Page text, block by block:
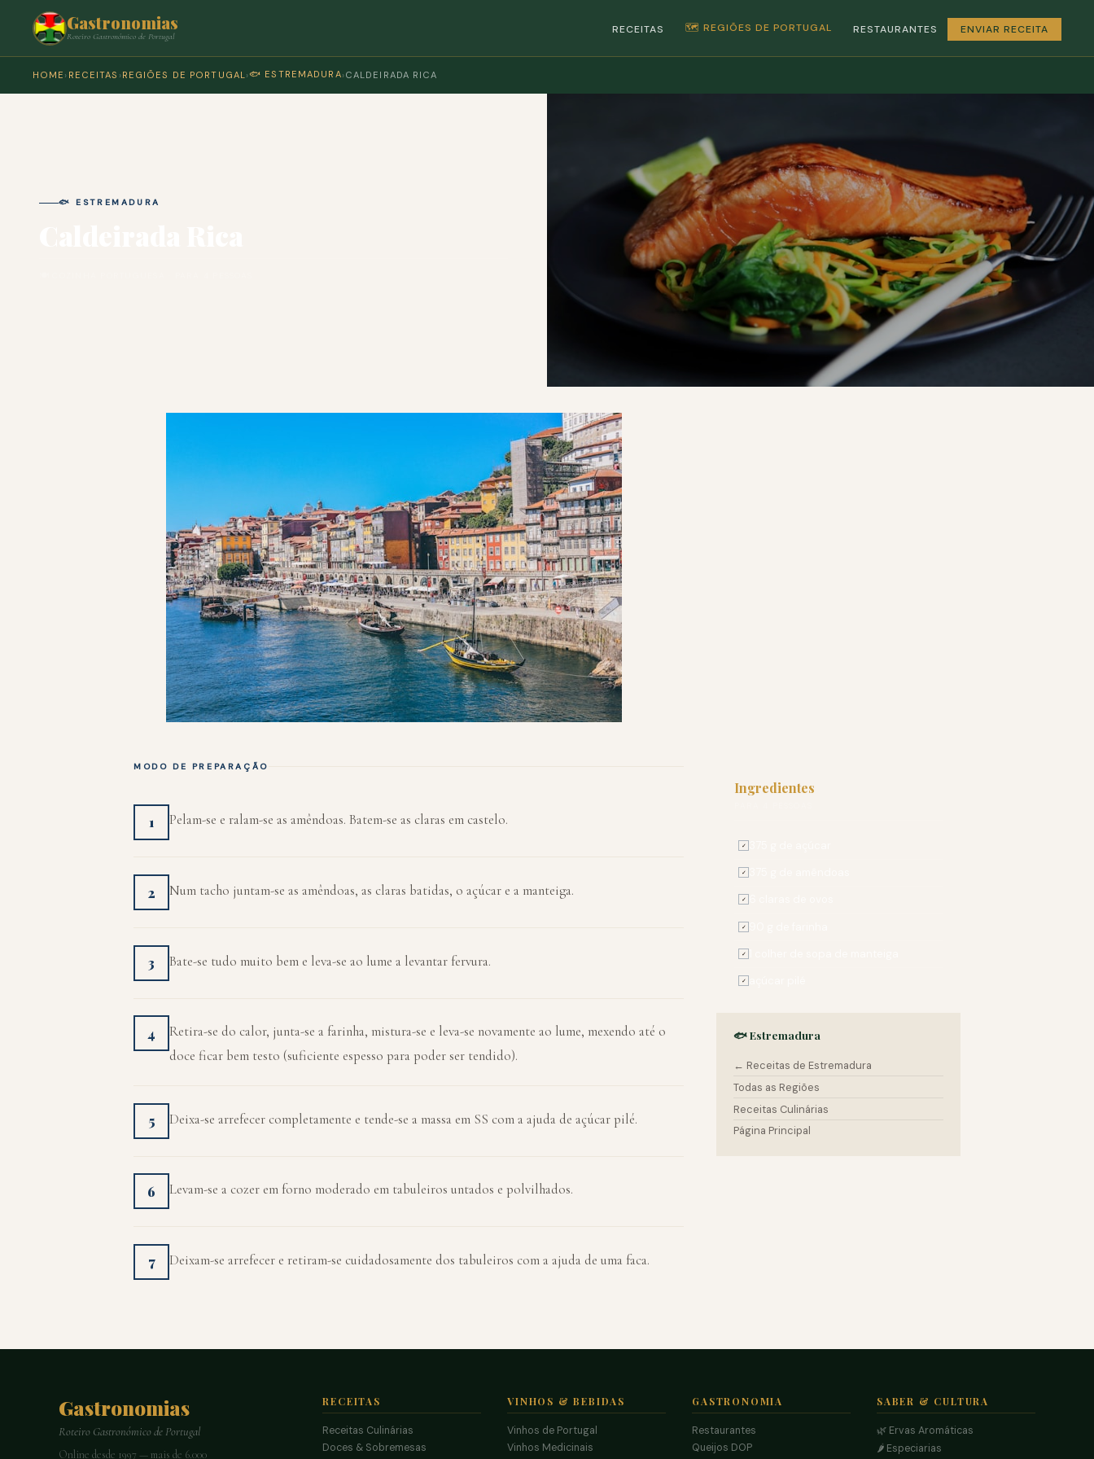
Gastronomias
Roteiro Gastronómico de Portugal
RECEITAS 🗺️ REGIÕES DE PORTUGAL RESTAURANTES ENVIAR RECEITA
HOME › RECEITAS › REGIÕES DE PORTUGAL›🐟 ESTREMADURA› CALDEIRADA RICA
🐟 ESTREMADURA
MODO DE PREPARAÇÃO
1 Pelam-se e ralam-se as amêndoas. Batem-se as claras em castelo.
2 Num tacho juntam-se as amêndoas, as claras batidas, o açúcar e a manteiga.
3 Bate-se tudo muito bem e leva-se ao lume a levantar fervura.
4
Retira-se do calor, junta-se a farinha, mistura-se e leva-se novamente ao lume, mexendo até o
doce ficar bem testo (suficiente espesso para poder ser tendido).
5 Deixa-se arrefecer completamente e tende-se a massa em SS com a ajuda de açúcar pilé.
6 Levam-se a cozer em forno moderado em tabuleiros untados e polvilhados.
7 Deixam-se arrefecer e retiram-se cuidadosamente dos tabuleiros com a ajuda de uma faca.
Ingredientes
✓
✓
✓
✓
✓
✓
🐟 Estremadura
← Receitas de Estremadura
Todas as Regiões
Receitas Culinárias
Página Principal
Gastronomias
Roteiro Gastronómico de Portugal
Online desde 1997 — mais de 6.000
RECEITAS
Receitas Culinárias
Doces & Sobremesas
VINHOS & BEBIDAS
Vinhos de Portugal
Vinhos Medicinais
GASTRONOMIA
Restaurantes
Queijos DOP
SABER & CULTURA
🌿 Ervas Aromáticas
🌶️ Especiarias